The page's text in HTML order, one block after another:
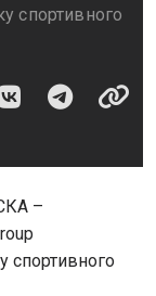
спортивного
–
спортивного